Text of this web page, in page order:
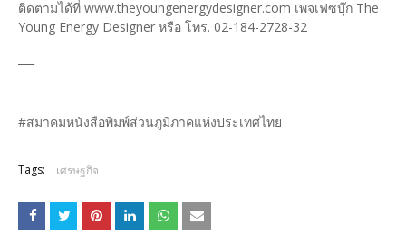
ติดตามได้ที่ www.theyoungenergydesigner.com เพจเฟซบุ๊ก The
Young Energy Designer หรือ โทร. 02-184-2728-32
#สมาคมหนังสือพิมพ์ส่วนภูมิภาคแห่งประเทศไทย
Tags: เศรษฐกิจ